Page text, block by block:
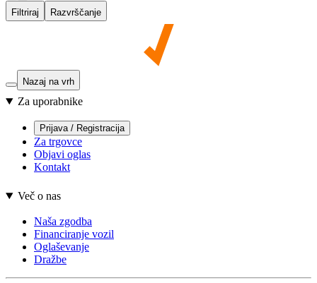
Filtriraj Razvrščanje
Nazaj na vrh
Za uporabnike
Prijava / Registracija
Za trgovce
Objavi oglas
Kontakt
Več o nas
Naša zgodba
Financiranje vozil
Oglaševanje
Dražbe